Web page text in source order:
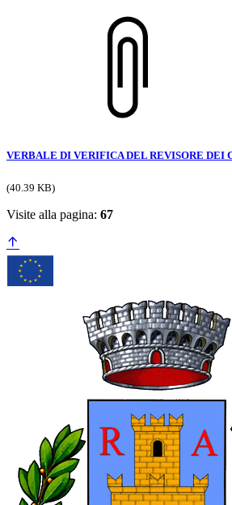
VERBALE DI VERIFICA DEL REVISORE DEI
(40.39 KB)
Visite alla pagina: 67